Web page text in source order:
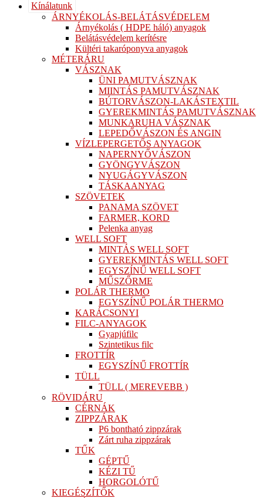
Kínálatunk
ÁRNYÉKOLÁS-BELÁTÁSVÉDELEM
Árnyékolás ( HDPE háló) anyagok
Belátásvédelem kerítésre
Kültéri takaróponyva anyagok
MÉTERÁRU
VÁSZNAK
ÜNI PAMUTVÁSZNAK
MIINTÁS PAMUTVÁSZNAK
BÚTORVÁSZON-LAKÁSTEXTIL
GYEREKMINTÁS PAMUTVÁSZNAK
MUNKARUHA VÁSZNAK
LEPEDŐVÁSZON ÉS ANGIN
VÍZLEPERGETŐS ANYAGOK
NAPERNYŐVÁSZON
GYÖNGYVÁSZON
NYUGÁGYVÁSZON
TÁSKAANYAG
SZÖVETEK
PANAMA SZÖVET
FARMER, KORD
Pelenka anyag
WELL SOFT
MINTÁS WELL SOFT
GYEREKMINTÁS WELL SOFT
EGYSZÍNŰ WELL SOFT
MŰSZŐRME
POLÁR THERMO
EGYSZÍNŰ POLÁR THERMO
KARÁCSONYI
FILC-ANYAGOK
Gyapjúfilc
Szintetikus filc
FROTTÍR
EGYSZÍNŰ FROTTÍR
TÜLL
TÜLL ( MEREVEBB )
RÖVIDÁRU
CÉRNÁK
ZIPPZÁRAK
P6 bontható zippzárak
Zárt ruha zippzárak
TŰK
GÉPTŰ
KÉZI TŰ
HORGOLÓTŰ
KIEGÉSZÍTŐK